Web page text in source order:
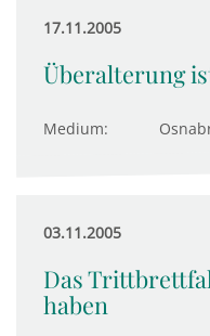
17.11.2005
Überalterung
Medium:
03.11.2005
Das
haben